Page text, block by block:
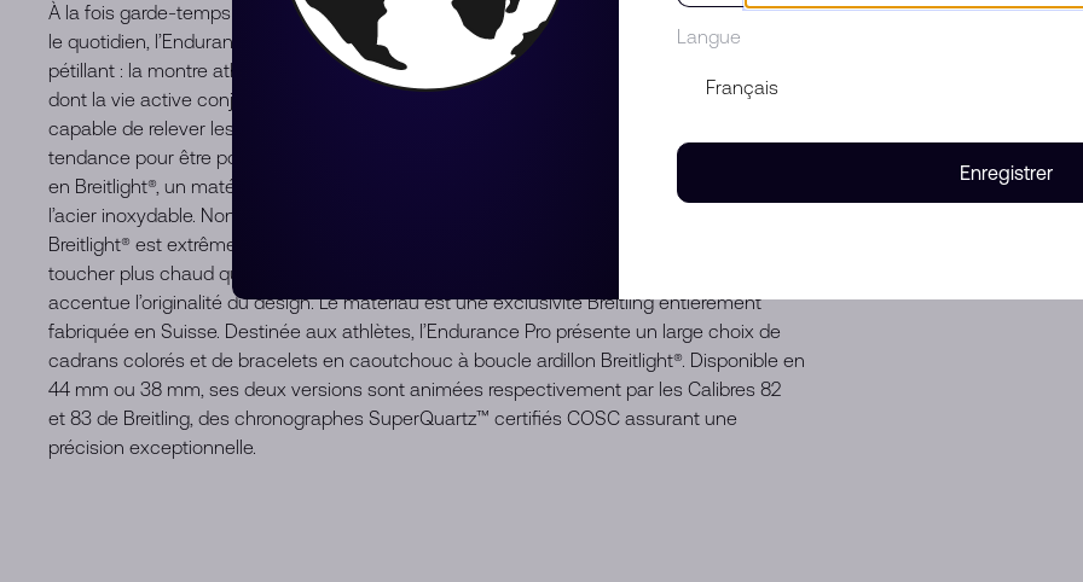
À la fois garde-temps léger dédié aux athlètes et chronographe sportif décontracté pour
le quotidien, l’Endurance Pro allie à merveille une technologie innovante à un design
pétillant : la montre athleisure par excellence. Conçue pour les hommes et les femmes
dont la vie active conjugue esprit professionnel et mode de vie sportif, l’Endurance Pro est
capable de relever les défis d’un entraînement intense tout en étant suffisamment
tendance pour être portée tous les jours. L’Endurance Pro est dotée d’un boîtier ultraléger
en Breitlight®, un matériau robuste 3,3 fois plus léger que le titane et 5,8 fois plus léger que
l’acier inoxydable. Non magnétique, stable sur le plan thermique et hypoallergénique,
Breitlight® est extrêmement résistant aux rayures, à la traction et à la corrosion. Avec un
toucher plus chaud que celui du métal, cette matière semble légèrement texturée, ce qui
accentue l’originalité du design. Le matériau est une exclusivité Breitling entièrement
fabriquée en Suisse. Destinée aux athlètes, l’Endurance Pro présente un large choix de
cadrans colorés et de bracelets en caoutchouc à boucle ardillon Breitlight®. Disponible en
44 mm ou 38 mm, ses deux versions sont animées respectivement par les Calibres 82
et 83 de Breitling, des chronographes SuperQuartz™ certifiés COSC assurant une
précision exceptionnelle.
Langue
Enregistrer